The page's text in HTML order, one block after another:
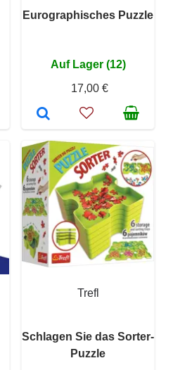
Eurographisches Puzzle
Auf Lager (12)
17,00 €
Trefl
Schlagen Sie das Sorter-
Puzzle